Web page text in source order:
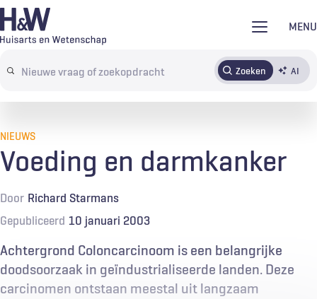
Overslaan
en
de
MENU
Search
terms
Zoeken AI
AbonnerenTijdschrift Inloggen
NIEUWS
Voeding en darmkanker
Door Richard Starmans
Gepubliceerd 10 januari 2003
Achtergrond Coloncarcinoom is een belangrijke
doodsoorzaak in geïndustrialiseerde landen. Deze
carcinomen ontstaan meestal uit langzaam